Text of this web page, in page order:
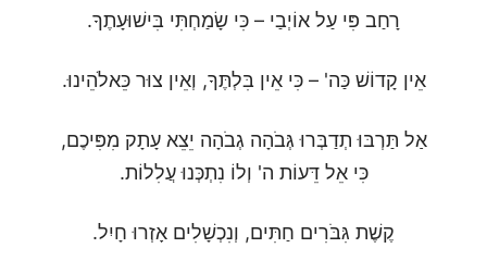
רָחַב פִּי עַל אוֹיְבַי – כִּי שָׂמַחְתִּי בִּישׁוּעָתֶךָ.
אֵין קָדוֹשׁ כַּה' – כִּי אֵין בִּלְתֶּךָ, וְאֵין צוּר כֵּאלֹהֵינוּ.
אַל תַּרְבּוּ תְדַבְּרוּ גְּבֹהָה גְבֹהָה יֵצֵא עָתָק מִפִּיכֶם,
כִּי אֵל דֵּעוֹת ה' וְלוֹ נִתְכְּנוּ עֲלִלוֹת.
קֶשֶׁת גִּבֹּרִים חַתִּים, וְנִכְשָׁלִים אָזְרוּ חָיִל.